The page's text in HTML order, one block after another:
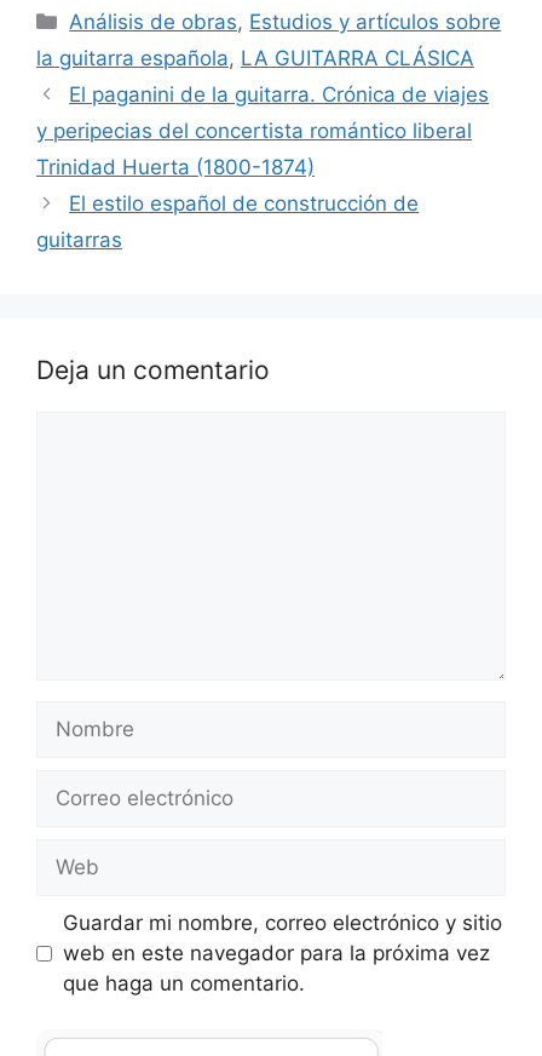
Categorías
Análisis de obras, Estudios y artículos sobre
la guitarra española, LA GUITARRA CLÁSICA
El paganini de la guitarra. Crónica de viajes
y peripecias del concertista romántico liberal
Trinidad Huerta (1800-1874)
El estilo español de construcción de
guitarras
Deja un comentario
electrónico
Guardar mi nombre, correo electrónico y sitio
web en este navegador para la próxima vez
que haga un comentario.